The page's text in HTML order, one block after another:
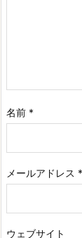
名前 *
メールアドレス *
ウェブサイト